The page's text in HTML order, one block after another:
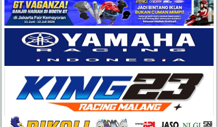
Balap
Paling
Lengkap